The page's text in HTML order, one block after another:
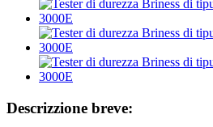
Descrizzione breve: